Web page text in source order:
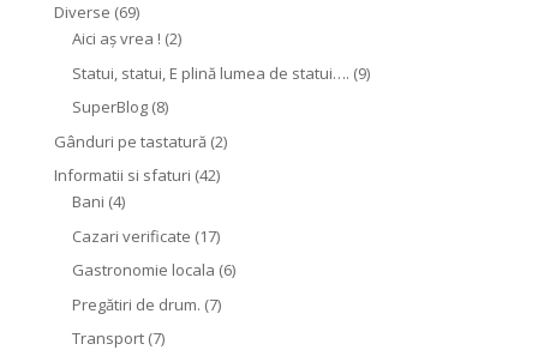
Diverse (69)
Aici aș vrea ! (2)
Statui, statui, E plină lumea de statui…. (9)
SuperBlog(8)
Gânduri pe tastatură(2)
Informatii si sfaturi (42)
Bani (4)
Cazari verificate (17)
Gastronomie locala (6)
Pregătiri de drum. (7)
Transport(7)